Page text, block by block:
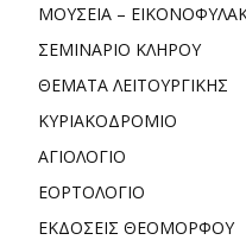
ΜΟΥΣΕΙΑ –
ΣΕΜΙΝΑΡΙΟ ΚΛΗΡΟΥ
ΘΕΜΑΤΑ ΛΕΙΤΟΥΡΓΙΚΗΣ
ΚΥΡΙΑΚΟΔΡΟΜΙΟ
ΑΓΙΟΛΟΓΙΟ
ΕΟΡΤΟΛΟΓΙΟ
ΕΚΔΟΣΕΙΣ ΘΕΟΜΟΡΦΟΥ